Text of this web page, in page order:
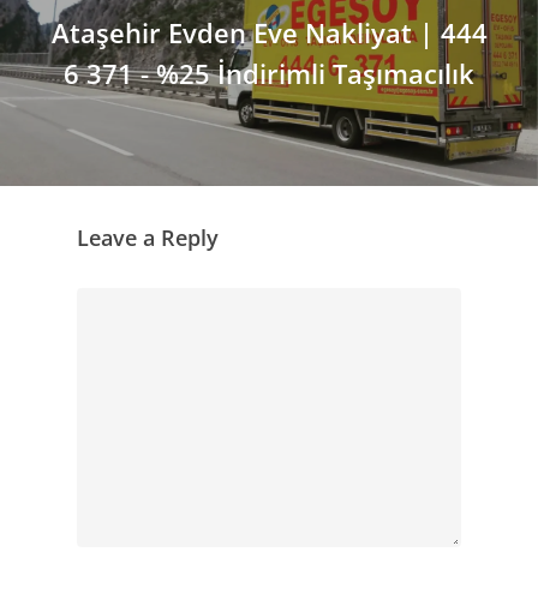
Ataşehir Evden Eve Nakliyat | 444
6 371 - %25 İndirimli Taşımacılık
Leave a Reply